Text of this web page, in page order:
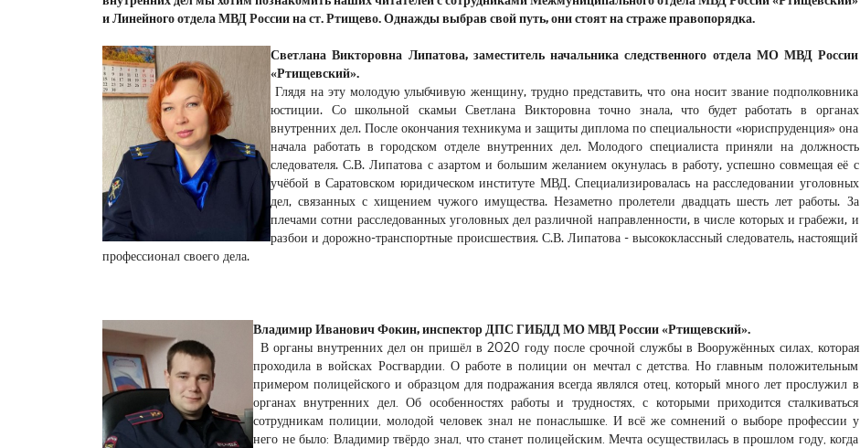
и Линейного отдела МВД России на ст. Ртищево. Однажды выбрав свой путь, они стоят на страже правопорядка.
Светлана Викторовна Липатова, заместитель начальника следственного отдела МО МВД России
«Ртищевский».
Глядя на эту молодую улыбчивую женщину, трудно представить, что она носит звание подполковника
юстиции. Со школьной скамьи Светлана Викторовна точно знала, что будет работать в органах
внутренних дел. После окончания техникума и защиты диплома по специальности «юриспруденция» она
начала работать в городском отделе внутренних дел. Молодого специалиста приняли на должность
следователя. С.В. Липатова с азартом и большим желанием окунулась в работу, успешно совмещая её с
учёбой в Саратовском юридическом институте МВД. Специализировалась на расследовании уголовных
дел, связанных с хищением чужого имущества. Незаметно пролетели двадцать шесть лет работы. За
плечами сотни расследованных уголовных дел различной направленности, в числе которых и грабежи, и
разбои и дорожно-транспортные происшествия. С.В. Липатова - высококлассный следователь, настоящий
профессионал своего дела.
Владимир Иванович Фокин, инспектор ДПС ГИБДД МО МВД России «Ртищевский».
В органы внутренних дел он пришёл в 2020 году после срочной службы в Вооружённых силах, которая
проходила в войсках Росгвардии. О работе в полиции он мечтал с детства. Но главным положительным
примером полицейского и образцом для подражания всегда являлся отец, который много лет прослужил в
органах внутренних дел. Об особенностях работы и трудностях, с которыми приходится сталкиваться
сотрудникам полиции, молодой человек знал не понаслышке. И всё же сомнений о выборе профессии у
него не было: Владимир твёрдо знал, что станет полицейским. Мечта осуществилась в прошлом году, когда